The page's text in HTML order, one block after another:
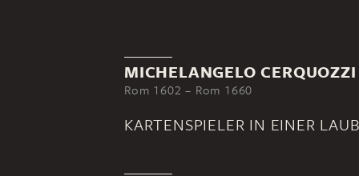
MICHELANGELO CERQUOZZI
Rom 1602 – Rom 1660
KARTENSPIELER IN EINER